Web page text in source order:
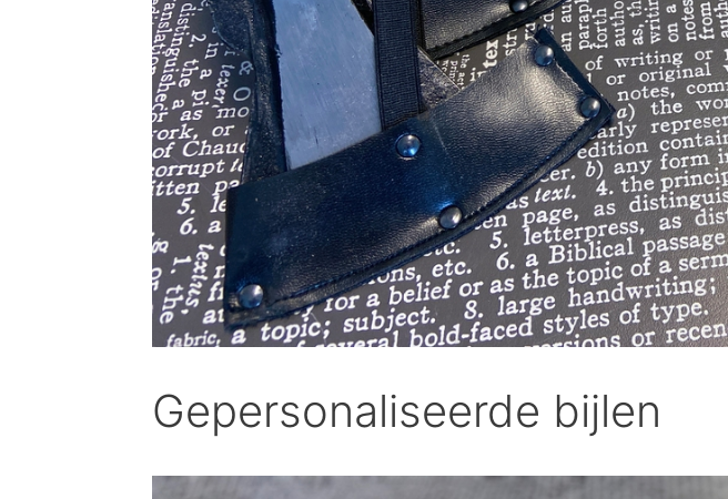
Gepersonaliseerde bijlen